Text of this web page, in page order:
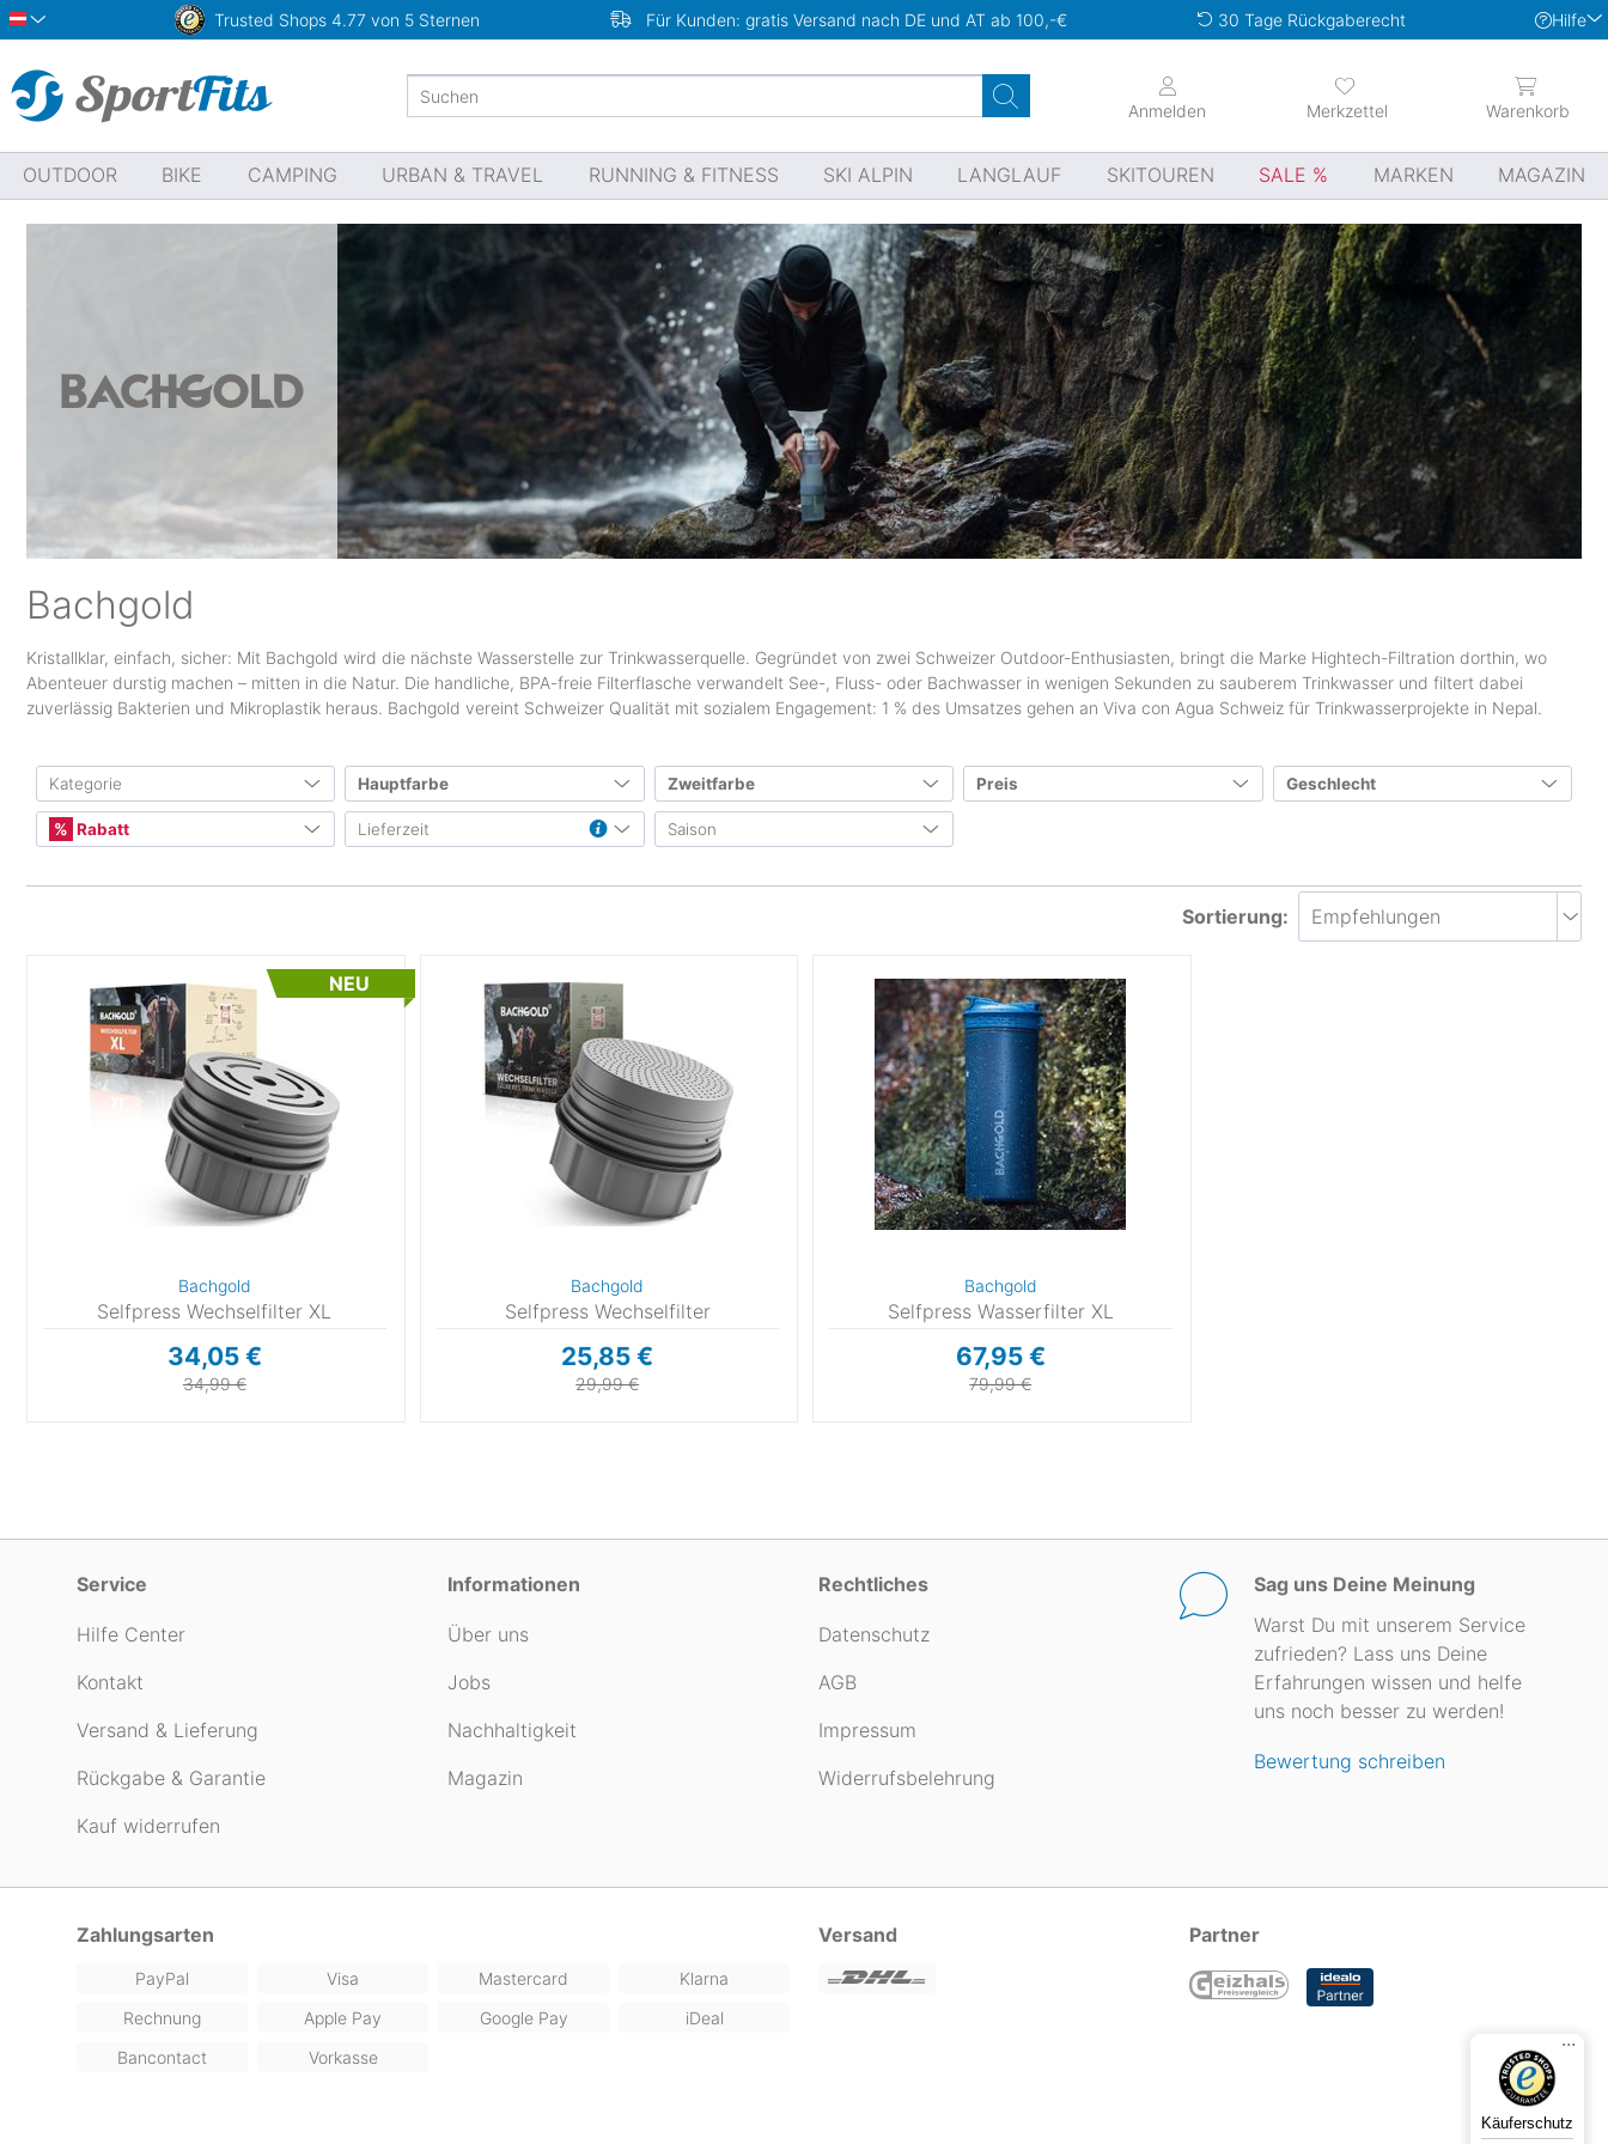
Österreich Trusted Shops 4.77 von 5 Sternen Für Kunden: gratis Versand nach DE und AT ab 100,-€ 30 Tage Rückgaberecht Hilfe
Merkzettel
Anmelden Warenkorb
OUTDOOR BIKE CAMPING URBAN & TRAVEL RUNNING & FITNESS SKI ALPIN LANGLAUF SKITOUREN SALE MARKEN MAGAZIN
Bachgold
Kristallklar, einfach, sicher: Mit Bachgold wird die nächste Wasserstelle zur Trinkwasserquelle. Gegründet von zwei Schweizer Outdoor-Enthusiasten, bringt die Marke Hightech-Filtration dorthin, wo
Abenteuer durstig machen – mitten in die Natur. Die handliche, BPA-freie Filterflasche verwandelt See-, Fluss- oder Bachwasser in wenigen Sekunden zu sauberem Trinkwasser und filtert dabei
zuverlässig Bakterien und Mikroplastik heraus. Bachgold vereint Schweizer Qualität mit sozialem Engagement: 1 % des Umsatzes gehen an Viva con Agua Schweiz für Trinkwasserprojekte in Nepal.
Geschlecht
Kategorie
Camping
(3)
Rabatt
Mindestens 10%
(2)
Mindestens 50%
Preis
Lieferzeit
bis ca. 3 Werktage
(1)
bis ca. 10 Werktage
Saison
Herbst & Winter
(3)
Hauptfarbe
2 1
Zweitfarbe
Sortierung:
NEU
Bachgold
Selfpress Wechselfilter XL
34,05 €
34,99 €
Bachgold
Selfpress Wechselfilter
25,85 €
29,99 €
Bachgold
Selfpress Wasserfilter XL
67,95 €
79,99 €
Service
Hilfe Center
Kontakt
Versand & Lieferung
Rückgabe & Garantie
Kauf widerrufen
Informationen
Über uns
Jobs
Nachhaltigkeit
Magazin
Rechtliches
Datenschutz
AGB
Impressum
Widerrufsbelehrung
Sag uns Deine Meinung
Warst Du mit unserem Service
zufrieden? Lass uns Deine
Erfahrungen wissen und helfe
uns noch besser zu werden!
Bewertung schreiben
Zahlungsarten
PayPal Visa Mastercard
Klarna
Rechnung
Apple Pay Google Pay
iDeal
Bancontact
Vorkasse
Versand Partner
...
Käuferschutz